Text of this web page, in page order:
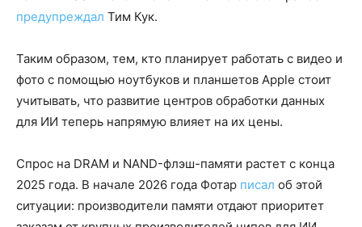
предупреждал Тим Кук.
Таким образом, тем, кто планирует работать с видео и
фото с помощью ноутбуков и планшетов Apple стоит
учитывать, что развитие центров обработки данных
для ИИ теперь напрямую влияет на их цены.
Спрос на DRAM и NAND-флэш-памяти растет с конца
2025 года. В начале 2026 года Фотар писал об этой
ситуации: производители памяти отдают приоритет